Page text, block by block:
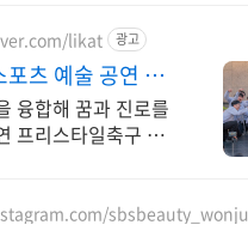
likat 광고
츠 예술 공연 화
우수공연팀
융합해 꿈과 진로를
프리스타일축구 프
sbsbeauty_wonju